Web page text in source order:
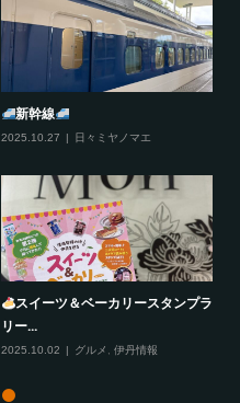
新幹線
2025.10.27 日々ミヤノマエ
スイーツ＆ベーカリースタンプラ
リー...
2025.10.02 グルメ , 伊丹情報